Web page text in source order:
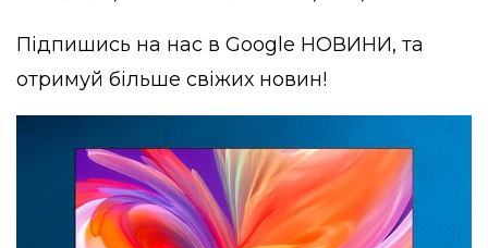
Підпишись на нас в Google НОВИНИ, та
отримуй більше свіжих новин!